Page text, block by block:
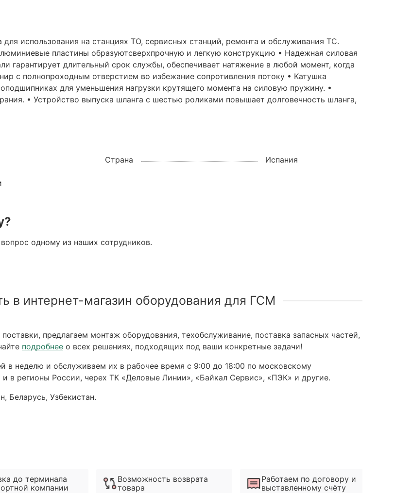
использования на станциях ТО, сервисных станций, ремонта и обслуживания ТС.
пластины образуютсверхпрочную и легкую конструкцию • Надежная силовая
гарантирует длительный срок службы, обеспечивает натяжение в любой момент, когда
с полнопроходным отверстием во избежание сопротивления потоку • Катушка
для уменьшения нагрузки крутящего момента на силовую пружину. •
• Устройство выпуска шланга с шестью роликами повышает долговечность шланга,
Страна Испания
одному из наших сотрудников.
в интернет-магазин оборудования для ГСМ
предлагаем монтаж оборудования, техобслуживание, поставка запасных частей,
подробнее о всех решениях, подходящих под ваши конкретные задачи!
в неделю и обслуживаем их в рабочее время с 9:00 до 18:00 по московскому
в регионы России, черех ТК «Деловые Линии», «Байкал Сервис», «ПЭК» и другие.
Беларусь, Узбекистан.
до терминала
компании
Возможность возврата
товара
Работаем по договору и
выставленному счёту